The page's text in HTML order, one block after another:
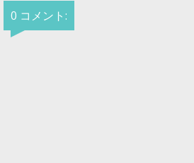
0 コメント: